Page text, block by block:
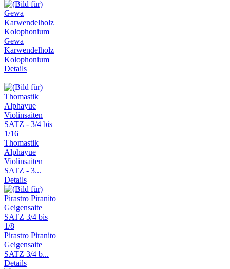
Gewa
Karwendelholz
Kolophonium
Details
Thomastik
Alphayue
Violinsaiten
SATZ - 3...
Details
Pirastro Piranito
Geigensaite
SATZ 3/4 b...
Details